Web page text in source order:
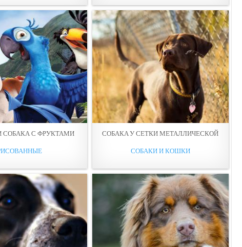
СОБАКА С ФРУКТАМИ СОБАКA У СЕТКИ МЕТАЛЛИЧЕСКОЙ
СОБАКИ И КОШКИ